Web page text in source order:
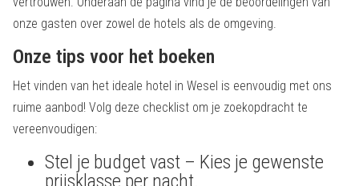
onze gasten over zowel de hotels als de omgeving.
Onze tips voor het boeken
Het vinden van het ideale hotel in Wesel is eenvoudig met ons
ruime aanbod! Volg deze checklist om je zoekopdracht te
vereenvoudigen:
Stel je budget vast – Kies je gewenste
prijsklasse per nacht.